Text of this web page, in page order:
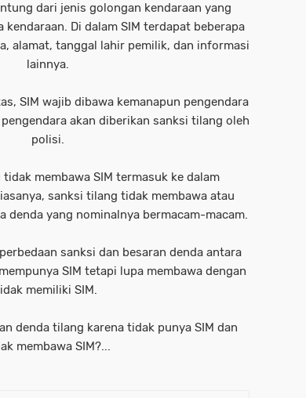
dari jenis golongan kendaraan yang
Di dalam SIM terdapat beberapa
alamat, tanggal lahir pemilik, dan informasi
lainnya.
SIM wajib dibawa kemanapun pengendara
akan diberikan sanksi tilang oleh
polisi.
membawa SIM termasuk ke dalam
sanksi tilang tidak membawa atau
denda yang nominalnya bermacam-macam.
sanksi dan besaran denda antara
SIM tetapi lupa membawa dengan
memiliki SIM.
denda tilang karena tidak punya SIM dan
membawa SIM?...